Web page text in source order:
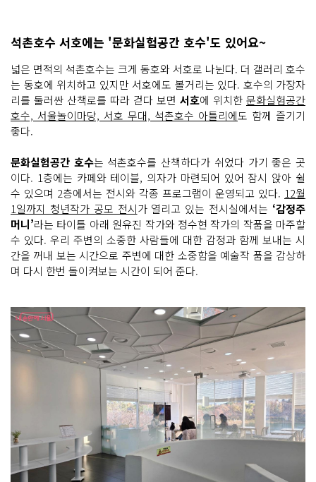
석촌호수 서호에는 '문화실험공간 호수'도 있어요~
넓은 면적의 석촌호수는 크게 동호와 서호로 나뉜다. 더 갤러리 호수
는 동호에 위치하고 있지만 서호에도 볼거리는 있다. 호수의 가장자
리를 둘러싼 산책로를 따라 걷다 보면 서호에 위치한 문화실험공간
호수, 서울놀이마당, 서호 무대, 석촌호수 아틀리에도 함께 즐기기
좋다.
문화실험공간 호수는 석촌호수를 산책하다가 쉬었다 가기 좋은 곳
이다. 1층에는 카페와 테이블, 의자가 마련되어 있어 잠시 앉아 쉴
수 있으며 2층에서는 전시와 각종 프로그램이 운영되고 있다. 12월
1일까지 청년작가 공모 전시가 열리고 있는 전시실에서는 ‘감정주
머니’라는 타이틀 아래 원유진 작가와 정수현 작가의 작품을 마주할
수 있다. 우리 주변의 소중한 사람들에 대한 감정과 함께 보내는 시
간을 꺼내 보는 시간으로 주변에 대한 소중함을 예술작 품을 감상하
며 다시 한번 돌이켜보는 시간이 되어 준다.